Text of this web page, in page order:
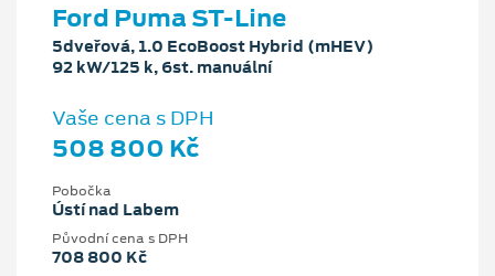
Ford Puma ST-Line
5dveřová, 1.0 EcoBoost Hybrid (mHEV)
92 kW/125 k, 6st. manuální
Vaše cena s DPH
508 800 Kč
Pobočka
Ústí nad Labem
Původní cena s DPH
708 800 Kč